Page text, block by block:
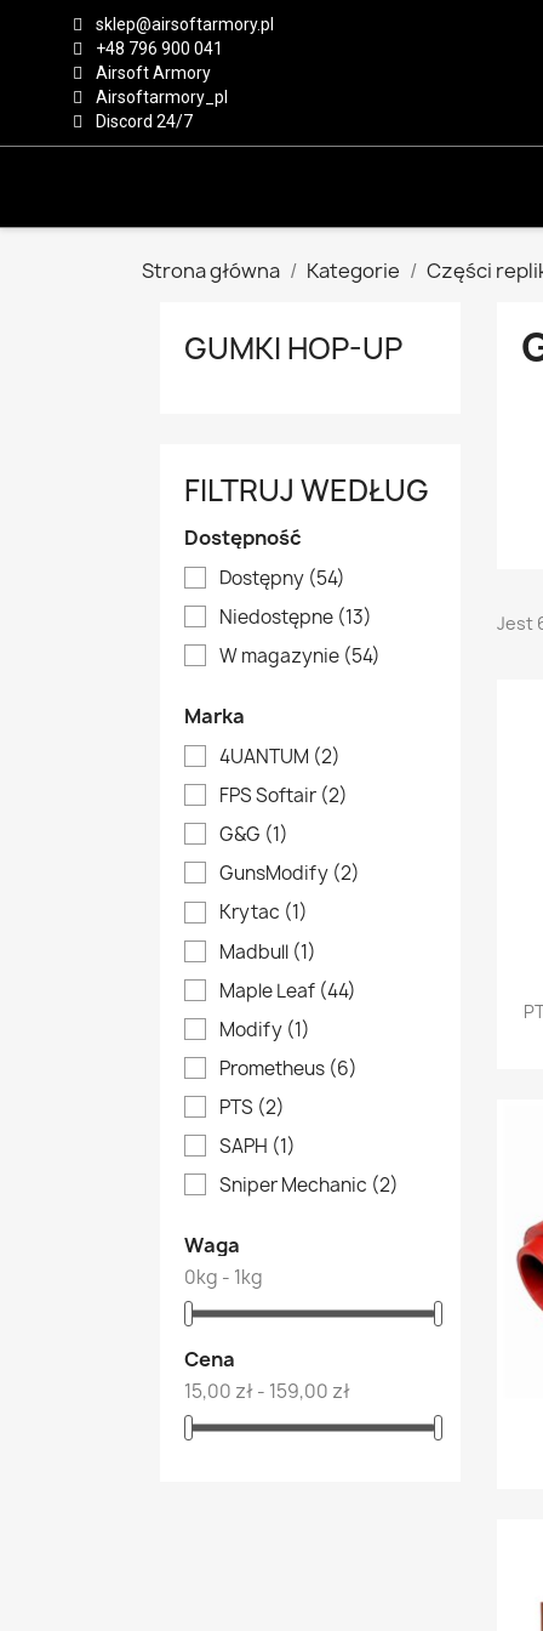
sklep@airsoftarmory.pl
+48 796 900 041
Airsoft Armory
Airsoftarmory_pl
Discord 24/7
Strona główna Kategorie Części
GUMKI HOP-UP
FILTRUJ WEDŁUG
Dostępność
Dostępny (54)
Niedostępne (13)
W magazynie (54)
Marka
4UANTUM (2)
FPS Softair (2)
G&G (1)
GunsModify (2)
Krytac (1)
Madbull (1)
Maple Leaf (44)
Modify (1)
Prometheus (6)
PTS (2)
SAPH (1)
Sniper Mechanic (2)
Waga
0kg - 1kg
Cena
15,00 zł - 159,00 zł
Jest